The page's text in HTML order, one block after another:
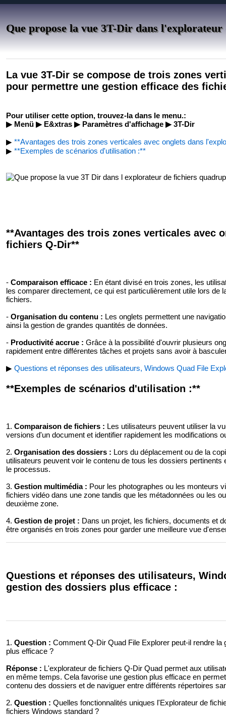
Que propose la vue 3T-Dir dans
La vue 3T-Dir se compose de trois zones
pour permettre une gestion efficace des
Pour utiliser cette option, trouvez-la dans le menu.:
▶ Menü ▶ E&xtras ▶ Paramètres d'affichage ▶ 3T-Dir
▶ **Avantages des trois zones verticales avec onglets dans
▶ **Exemples de scénarios d'utilisation :**
**Avantages des trois zones verticales avec
fichiers Q-Dir**
- Comparaison efficace : En étant divisé en trois zones, les
les comparer directement, ce qui est particulièrement utile lors de
fichiers.
- Organisation du contenu : Les onglets permettent une
ainsi la gestion de grandes quantités de données.
- Productivité accrue : Grâce à la possibilité d'ouvrir plusieurs
rapidement entre différentes tâches et projets sans avoir à
▶ Questions et réponses des utilisateurs, Windows Quad File
**Exemples de scénarios d'utilisation :**
1. Comparaison de fichiers : Les utilisateurs peuvent utiliser la
versions d'un document et identifier rapidement les modifications
2. Organisation des dossiers : Lors du déplacement ou de la
utilisateurs peuvent voir le contenu de tous les dossiers
le processus.
3. Gestion multimédia : Pour les photographes ou les monteurs
fichiers vidéo dans une zone tandis que les métadonnées ou les
deuxième zone.
4. Gestion de projet : Dans un projet, les fichiers, documents et
être organisés en trois zones pour garder une meilleure vue
Questions et réponses des utilisateurs,
gestion des dossiers plus efficace :
1. Question : Comment Q-Dir Quad File Explorer peut-il rendre
plus efficace ?
Réponse : L'explorateur de fichiers Q-Dir Quad permet aux
en même temps. Cela favorise une gestion plus efficace en
contenu des dossiers et de naviguer entre différents répertoires
2. Question : Quelles fonctionnalités uniques l'Explorateur de
fichiers Windows standard ?